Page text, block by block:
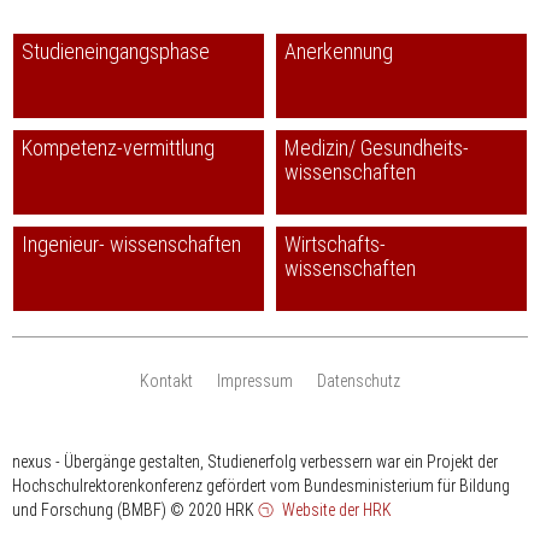
Studieneingangsphase Anerkennung
Kompetenz-vermittlung
Medizin/ Gesundheits-
wissenschaften
Ingenieur- wissenschaften
Wirtschafts-
wissenschaften
Kontakt Impressum Datenschutz
nexus - Übergänge gestalten, Studienerfolg verbessern war ein Projekt der
Hochschulrektorenkonferenz gefördert vom Bundesministerium für Bildung
und Forschung (BMBF) © 2020 HRK Website der HRK